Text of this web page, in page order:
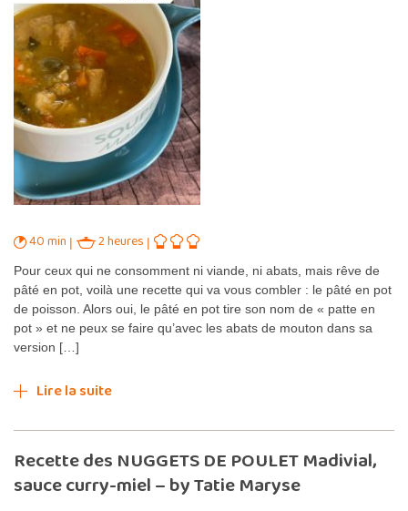
40 min 2 heures
Pour ceux qui ne consomment ni viande, ni abats, mais rêve de
pâté en pot, voilà une recette qui va vous combler : le pâté en pot
de poisson. Alors oui, le pâté en pot tire son nom de « patte en
pot » et ne peux se faire qu’avec les abats de mouton dans sa
version […]
Lire la suite
Recette des NUGGETS DE POULET Madivial,
sauce curry-miel – by Tatie Maryse